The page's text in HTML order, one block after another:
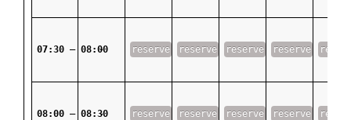
07:30 – 08:00
- reserve reserve reserve reserve
08:00 – 08:30
- reserve reserve reserve reserve